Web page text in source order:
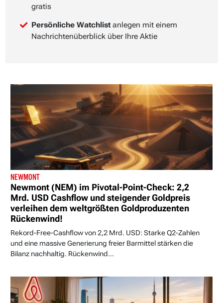
gratis
Persönliche Watchlist anlegen mit einem
Nachrichtenüberblick über Ihre Aktie
NEWMONT
Newmont (NEM) im Pivotal-Point-Check: 2,2
Mrd. USD Cashflow und steigender Goldpreis
verleihen dem weltgrößten Goldproduzenten
Rückenwind!
Rekord-Free-Cashflow von 2,2 Mrd. USD: Starke Q2-Zahlen
und eine massive Generierung freier Barmittel stärken die
Bilanz nachhaltig. Rückenwind...